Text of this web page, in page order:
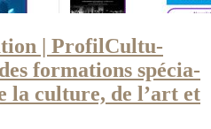
| Profil­Cul­tu­
formations spécia­
la culture, de l’art et